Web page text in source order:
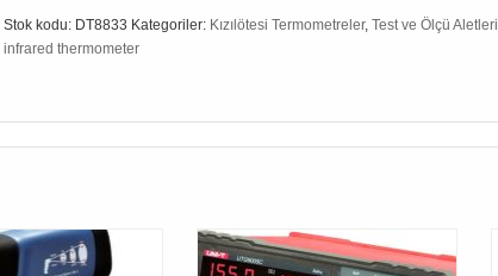
Stok kodu: DT8833 Kategoriler: Kızılötesi Termometreler, Test ve Ölçü Aletleri
infrared thermometer